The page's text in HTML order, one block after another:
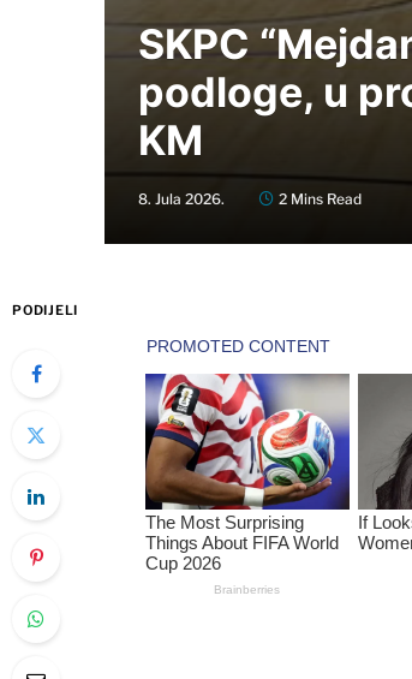
SKPC
podloge, u
KM
8. Jula 2026. 2 Mins Read
PODIJELI